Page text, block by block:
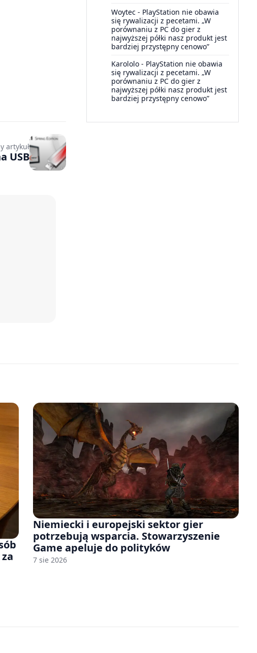
Woytec - PlayStation nie obawia
się rywalizacji z pecetami. „W
porównaniu z PC do gier z
najwyższej półki nasz produkt jest
bardziej przystępny cenowo”
Karololo - PlayStation nie obawia
się rywalizacji z pecetami. „W
porównaniu z PC do gier z
najwyższej półki nasz produkt jest
bardziej przystępny cenowo”
artykuł
USB
Niemiecki i europejski sektor gier
potrzebują wsparcia. Stowarzyszenie
Game apeluje do polityków
7 sie 2026